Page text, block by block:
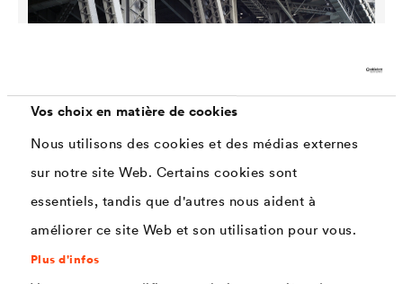
Vos choix en matière de cookies
Nous utilisons des cookies et des médias externes
sur notre site Web. Certains cookies sont
essentiels, tandis que d'autres nous aident à
améliorer ce site Web et son utilisation pour vous.
Plus d'infos
Bridges
Today, steel and reinforced concrete bridges have to